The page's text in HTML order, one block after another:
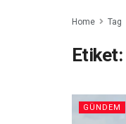
Home Tag
Etiket:
GÜNDEM